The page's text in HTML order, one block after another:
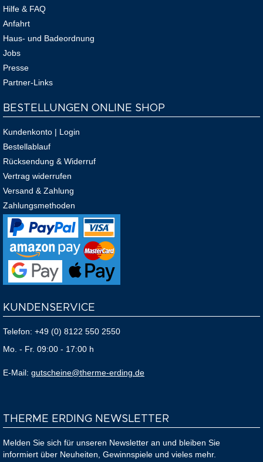
Hilfe & FAQ
Anfahrt
Haus- und Badeordnung
Jobs
Presse
Partner-Links
BESTELLUNGEN ONLINE SHOP
Kundenkonto | Login
Bestellablauf
Rücksendung & Widerruf
Vertrag widerrufen
Versand & Zahlung
Zahlungsmethoden
KUNDENSERVICE
Telefon: +49 (0) 8122 550 2550
Mo. - Fr. 09:00 - 17:00 h
E-Mail: gutscheine@therme-erding.de
THERME ERDING NEWSLETTER
Melden Sie sich für unseren Newsletter an und bleiben Sie
informiert über Neuheiten, Gewinnspiele und vieles mehr.